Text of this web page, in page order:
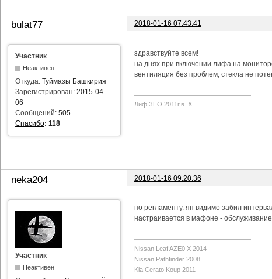
bulat77 2018-01-16 07:43:41
Участник
Неактивен
Откуда: Туймазы Башкирия
Зарегистрирован: 2015-04-
06
Сообщений: 505
Спасибо: 118
здравствуйте всем!
на днях при включении лифа на
вентиляция без проблем, стекла не
Лиф ЗЕО 2011г.в. Х
neka204 2018-01-16 09:20:36
Участник
Неактивен
по регламенту. яп видимо забил
настраивается в мафоне -
Nissan Leaf AZE0 X 2014
Nissan Pathfinder 2008
Kia Cerato Koup 2011